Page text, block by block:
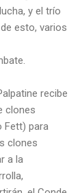
y el trío
esto, varios
recibe
clones
Fett) para
clones
a la